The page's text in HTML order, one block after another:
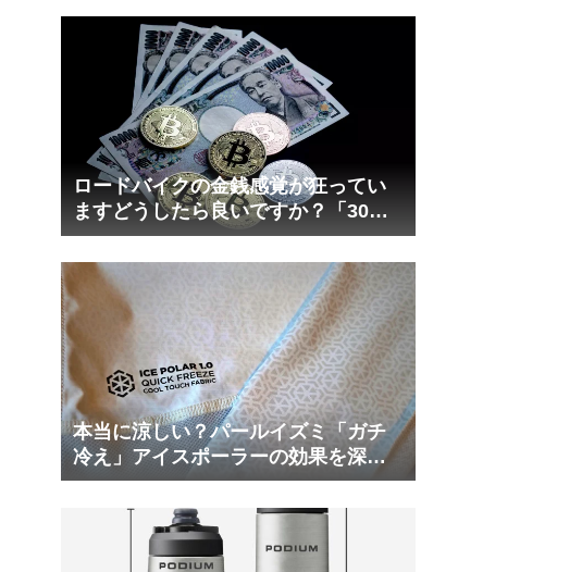
れしましたが、ギリギリまで攻め
てますのでピストン内部の汚れを
さらに掃除できると思います。前
作の...
ロードバイクの金銭感覚が狂ってい
ますどうしたら良いですか？「30万
円は安い」の正体
本当に涼しい？パールイズミ「ガチ
冷え」アイスポーラーの効果を深部
体温計COREで測ってみた